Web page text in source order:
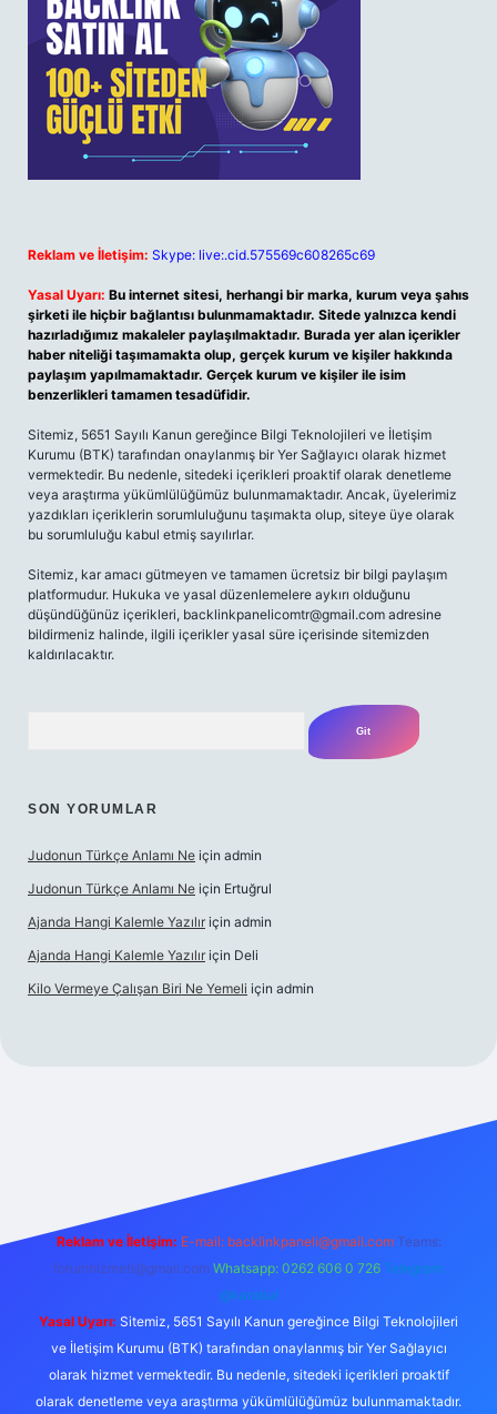
Reklam ve İletişim: Skype: live:.cid.575569c608265c69
Yasal Uyarı: Bu internet sitesi, herhangi bir marka, kurum veya şahıs
şirketi ile hiçbir bağlantısı bulunmamaktadır. Sitede yalnızca kendi
hazırladığımız makaleler paylaşılmaktadır. Burada yer alan içerikler
haber niteliği taşımamakta olup, gerçek kurum ve kişiler hakkında
paylaşım yapılmamaktadır. Gerçek kurum ve kişiler ile isim
benzerlikleri tamamen tesadüfidir.
Sitemiz, 5651 Sayılı Kanun gereğince Bilgi Teknolojileri ve İletişim
Kurumu (BTK) tarafından onaylanmış bir Yer Sağlayıcı olarak hizmet
vermektedir. Bu nedenle, sitedeki içerikleri proaktif olarak denetleme
veya araştırma yükümlülüğümüz bulunmamaktadır. Ancak, üyelerimiz
yazdıkları içeriklerin sorumluluğunu taşımakta olup, siteye üye olarak
bu sorumluluğu kabul etmiş sayılırlar.
Sitemiz, kar amacı gütmeyen ve tamamen ücretsiz bir bilgi paylaşım
platformudur. Hukuka ve yasal düzenlemelere aykırı olduğunu
düşündüğünüz içerikleri, backlinkpanelicomtr@gmail.com adresine
bildirmeniz halinde, ilgili içerikler yasal süre içerisinde sitemizden
kaldırılacaktır.
SON YORUMLAR
Judonun Türkçe Anlamı Ne için admin
Judonun Türkçe Anlamı Ne için Ertuğrul
Ajanda Hangi Kalemle Yazılır için admin
Ajanda Hangi Kalemle Yazılır için Deli
Kilo Vermeye Çalışan Biri Ne Yemeli için admin
Reklam ve İletişim: E-mail: backlinkpaneli@gmail.com Teams:
forumhizmeti@gmail.com Whatsapp: 0262 606 0 726 Telegram:
@karabul
Yasal Uyarı: Sitemiz, 5651 Sayılı Kanun gereğince Bilgi Teknolojileri
ve İletişim Kurumu (BTK) tarafından onaylanmış bir Yer Sağlayıcı
olarak hizmet vermektedir. Bu nedenle, sitedeki içerikleri proaktif
olarak denetleme veya araştırma yükümlülüğümüz bulunmamaktadır.